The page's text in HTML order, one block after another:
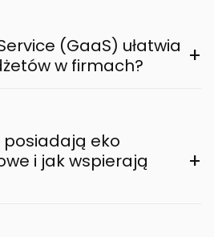
(GaaS) ułatwia
w firmach?
+
eko
i jak wspierają
+